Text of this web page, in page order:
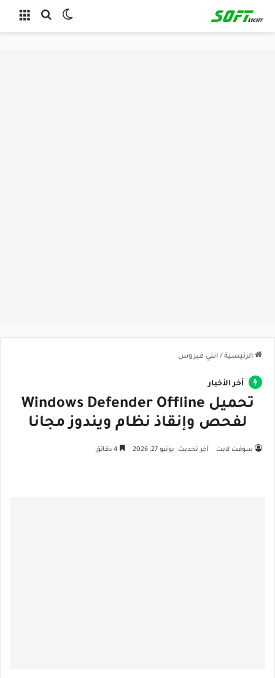
القائمة بحث عن
الرئيسية / انتي فيروس
أخر الأخبار
تحميل Windows Defender Offline
لفحص وإنقاذ نظام ويندوز مجانا
سوفت لايت آخر تحديث: يونيو 27, 2026